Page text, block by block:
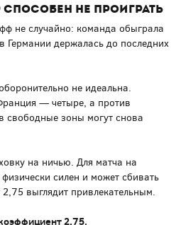
не проиграть
не случайно: команда обыграла
держалась до последних
не идеальна.
— четыре, а против
свободные зоны могут снова
на ничью. Для матча на
силен и может сбивать
выглядит привлекательным.
2,75.